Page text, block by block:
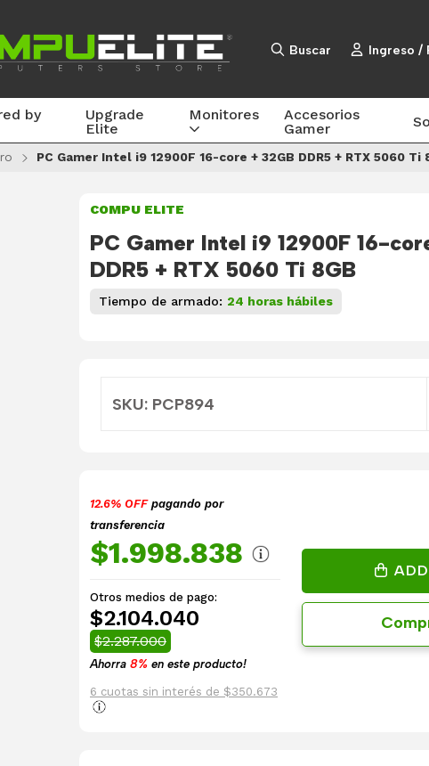
Buscar Ingreso /
by
Upgrade
Elite
Monitores
Accesorios
Gamer
PC Gamer Intel i9 12900F 16-core + 32GB DDR5 + RTX 5060 Ti
COMPU ELITE
PC Gamer Intel i9 12900F 16-
DDR5 + RTX 5060 Ti 8GB
Tiempo de armado: 24 horas hábiles
SKU: PCP894
12.6% OFFpagando por
transferencia
$1.998.838
Otros medios de pago:
$2.104.040
$2.287.000
Ahorra 8% en este producto!
6 cuotas sin interés de $350.673